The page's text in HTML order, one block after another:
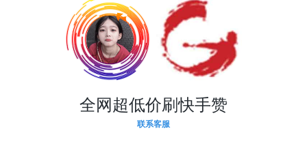
全网超低价刷快手赞
联系客服